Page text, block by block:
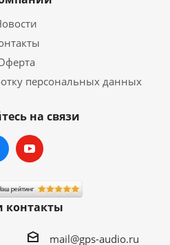
персональных данных
на связи
mail@gps-audio.ru